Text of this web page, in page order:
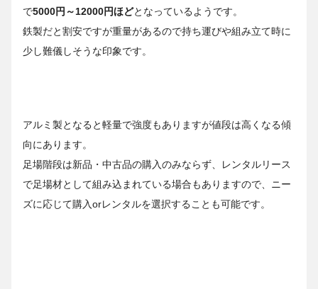
で5000円～12000円ほどとなっているようです。
鉄製だと割安ですが重量があるので持ち運びや組み立て時に
少し難儀しそうな印象です。
アルミ製となると軽量で強度もありますが値段は高くなる傾
向にあります。
足場階段は新品・中古品の購入のみならず、レンタルリース
で足場材として組み込まれている場合もありますので、ニー
ズに応じて購入orレンタルを選択することも可能です。